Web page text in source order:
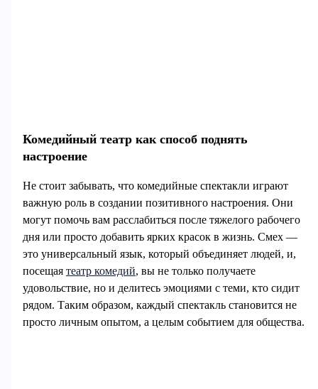
Комедийный театр как способ поднять
настроение
Не стоит забывать, что комедийные спектакли играют
важную роль в создании позитивного настроения. Они
могут помочь вам расслабиться после тяжелого рабочего
дня или просто добавить ярких красок в жизнь. Смех —
это универсальный язык, который объединяет людей, и,
посещая театр комедий, вы не только получаете
удовольствие, но и делитесь эмоциями с теми, кто сидит
рядом. Таким образом, каждый спектакль становится не
просто личным опытом, а целым событием для общества.